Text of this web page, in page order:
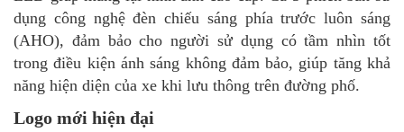
dụng công nghệ đèn chiếu sáng phía trước luôn sáng
(AHO), đảm bảo cho người sử dụng có tầm nhìn tốt
trong điều kiện ánh sáng không đảm bảo, giúp tăng khả
năng hiện diện của xe khi lưu thông trên đường phố.
Logo mới hiện đại